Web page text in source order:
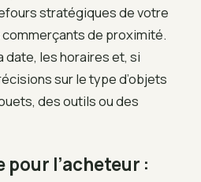
stratégiques de votre
de proximité.
date, les horaires et, si
sur le type d’objets
des outils ou des
pour l’acheteur :